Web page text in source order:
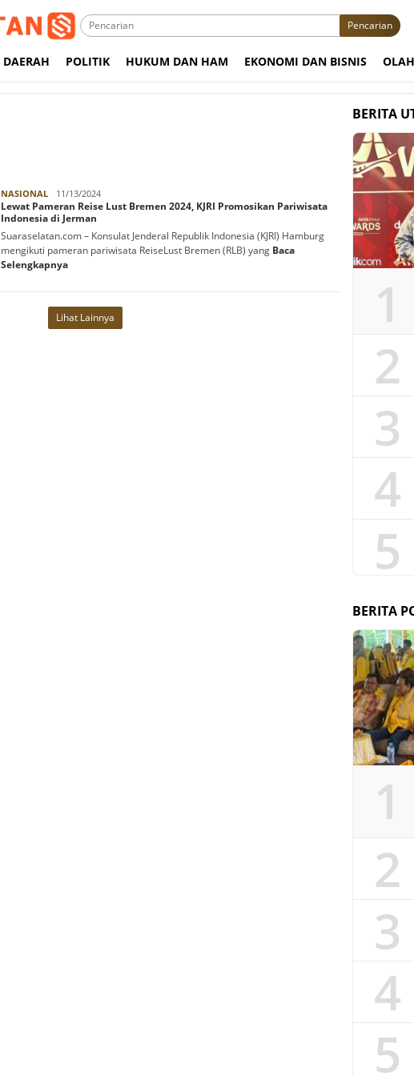
Pencarian
DAERAH POLITIK HUKUM DAN HAM EKONOMI DAN BISNIS
NASIONALAzhari
11/13/2024
Lewat Pameran Reise Lust Bremen 2024, KJRI Promosikan Pariwisata
Indonesia di Jerman
Suaraselatan.com – Konsulat Jenderal Republik Indonesia (KJRI) Hamburg
mengikuti pameran pariwisata ReiseLust Bremen (RLB) yang Baca
Selengkapnya
Lihat Lainnya
BERITA
1
2
3
4
5
BERITA
1
2
3
4
5